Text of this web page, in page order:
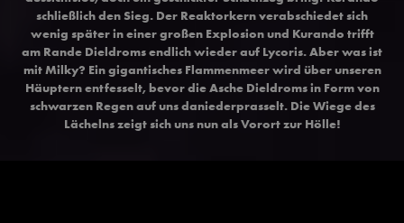
schließlich den Sieg. Der Reaktorkern verabschiedet sich
wenig später in einer großen Explosion und Kurando trifft
am Rande Dieldroms endlich wieder auf Lycoris. Aber was ist
mit Milky? Ein gigantisches Flammenmeer wird über unseren
Häuptern entfesselt, bevor die Asche Dieldroms in Form von
schwarzen Regen auf uns daniederprasselt. Die Wiege des
Lächelns zeigt sich uns nun als Vorort zur Hölle!